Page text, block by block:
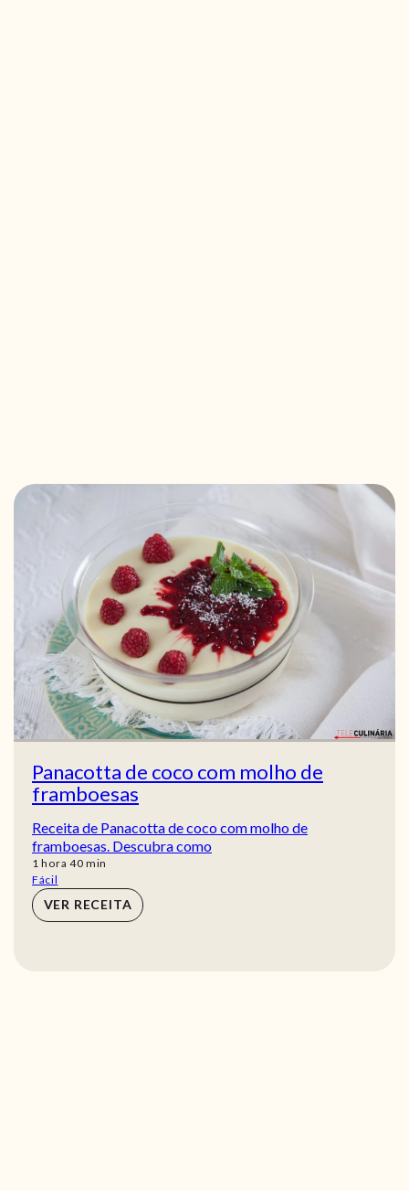
Panacotta de coco com molho de
framboesas
Receita de Panacotta de coco com molho de
framboesas. Descubra como
1 hora
hora 40min
min
Fácil
VER RECEITA